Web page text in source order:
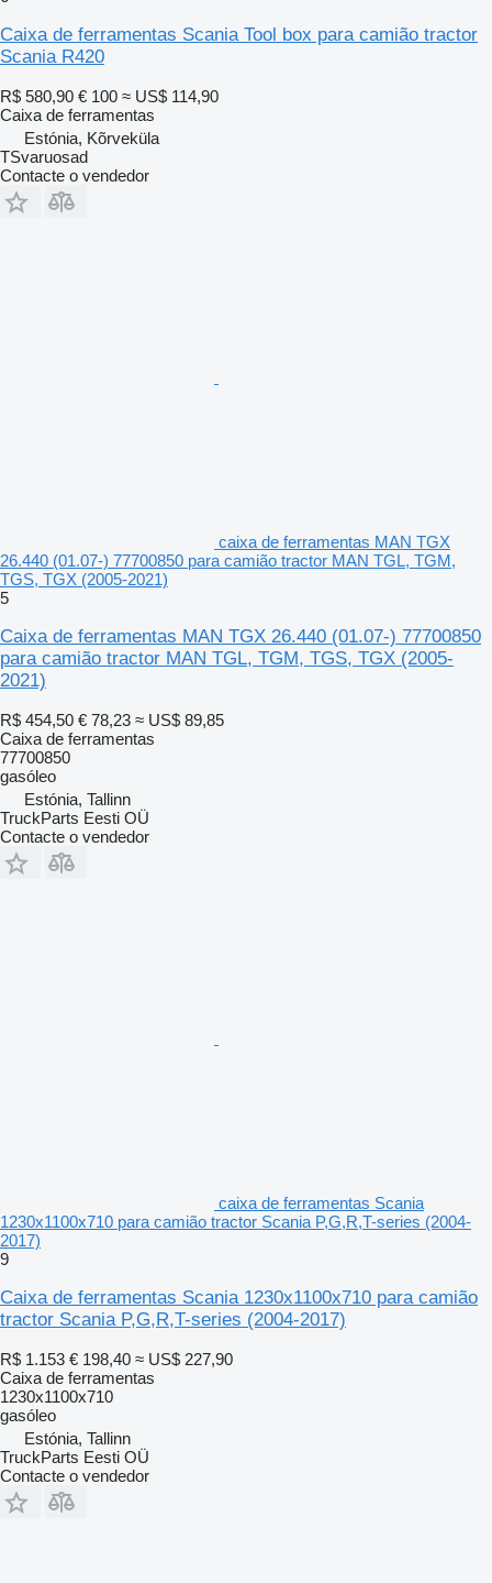
Caixa de ferramentas Scania Tool box para camião tractor
Scania R420
R$ 580,90 € 100 ≈ US$ 114,90
Caixa de ferramentas
Estónia, Kõrveküla
TSvaruosad
Contacte o vendedor
caixa de ferramentas MAN TGX
26.440 (01.07-) 77700850 para camião tractor MAN TGL, TGM,
TGS, TGX (2005-2021)
5
Caixa de ferramentas MAN TGX 26.440 (01.07-) 77700850
para camião tractor MAN TGL, TGM, TGS, TGX (2005-
2021)
R$ 454,50 € 78,23 ≈ US$ 89,85
Caixa de ferramentas
77700850
gasóleo
Estónia, Tallinn
TruckParts Eesti OÜ
Contacte o vendedor
caixa de ferramentas Scania
1230x1100x710 para camião tractor Scania P,G,R,T-series (2004-
2017)
9
Caixa de ferramentas Scania 1230x1100x710 para camião
tractor Scania P,G,R,T-series (2004-2017)
R$ 1.153 € 198,40 ≈ US$ 227,90
Caixa de ferramentas
1230x1100x710
gasóleo
Estónia, Tallinn
TruckParts Eesti OÜ
Contacte o vendedor